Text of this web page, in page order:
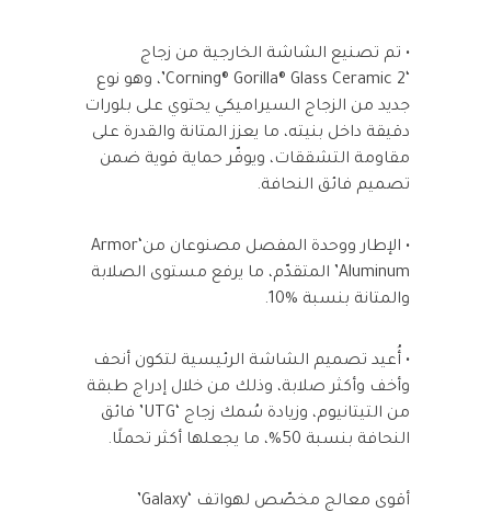
• تم تصنيع الشاشة الخارجية من زجاج
‘Corning® Gorilla® Glass Ceramic 2’، وهو نوع
جديد من الزجاج السيراميكي يحتوي على بلورات
دقيقة داخل بنيته، ما يعزز المتانة والقدرة على
مقاومة التشققات، ويوفّر حماية قوية ضمن
تصميم فائق النحافة.
• الإطار ووحدة المفصل مصنوعان من‘Armor
Aluminum’ المتقدّم، ما يرفع مستوى الصلابة
والمتانة بنسبة %10.
• أُعيد تصميم الشاشة الرئيسية لتكون أنحف
وأخف وأكثر صلابة، وذلك من خلال إدراج طبقة
من التيتانيوم، وزيادة سُمك زجاج ‘UTG’ فائق
النحافة بنسبة 50%، ما يجعلها أكثر تحملًا.
أقوى معالج مخصّص لهواتف ‘Galaxy’